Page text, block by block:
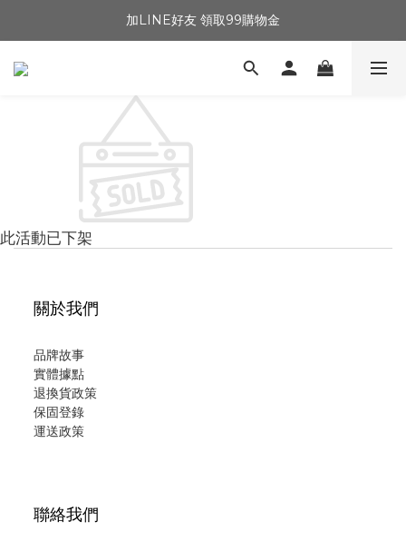
加LINE好友 領取99購物金
此活動已下架
關於我們
品牌故事
實體據點
退換貨政策
保固登錄
運送政策
聯絡我們